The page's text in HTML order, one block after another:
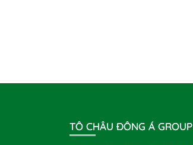
TÔ CHÂU ĐÔNG Á GROUP